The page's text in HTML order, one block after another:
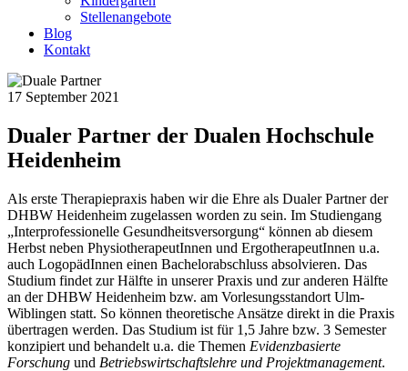
Stellenangebote
Blog
Kontakt
17 September 2021
Dualer Partner der Dualen Hochschule
Heidenheim
Als erste Therapiepraxis haben wir die Ehre als Dualer Partner der
DHBW Heidenheim zugelassen worden zu sein. Im Studiengang
„Interprofessionelle Gesundheitsversorgung“ können ab diesem
Herbst neben PhysiotherapeutInnen und ErgotherapeutInnen u.a.
auch LogopädInnen einen Bachelorabschluss absolvieren. Das
Studium findet zur Hälfte in unserer Praxis und zur anderen Hälfte
an der DHBW Heidenheim bzw. am Vorlesungsstandort Ulm-
Wiblingen statt. So können theoretische Ansätze direkt in die Praxis
übertragen werden. Das Studium ist für 1,5 Jahre bzw. 3 Semester
konzipiert und behandelt u.a. die Themen Evidenzbasierte
Forschung und Betriebswirtschaftslehre und Projektmanagement.